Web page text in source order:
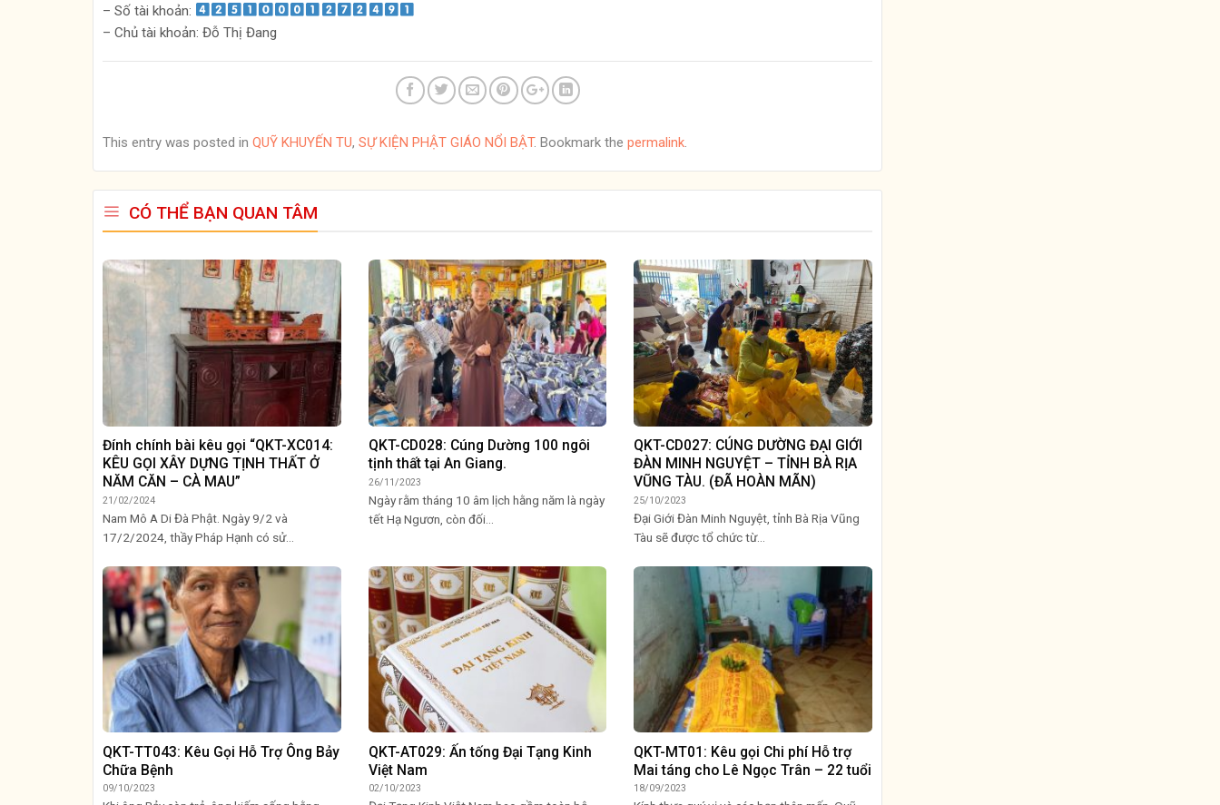
– Số tài khoản:
– Chủ tài khoản: Đỗ Thị Đang
This entry was posted in QUỸ KHUYẾN TU, SỰ KIỆN PHẬT GIÁO NỔI BẬT. Bookmark the permalink.
CÓ THỂ BẠN QUAN TÂM
Đính chính bài kêu gọi “QKT-XC014:
KÊU GỌI XÂY DỰNG TỊNH THẤT Ở
NĂM CĂN – CÀ MAU”
21/02/2024
Nam Mô A Di Đà Phật. Ngày 9/2 và
17/2/2024, thầy Pháp Hạnh có sử...
QKT-CD028: Cúng Dường 100 ngôi
tịnh thất tại An Giang.
26/11/2023
Ngày rằm tháng 10 âm lịch hằng năm là ngày
tết Hạ Ngươn, còn đối...
QKT-CD027: CÚNG DƯỜNG ĐẠI GIỚI
ĐÀN MINH NGUYỆT – TỈNH BÀ RỊA
VŨNG TÀU. (ĐÃ HOÀN MÃN)
25/10/2023
Đại Giới Đàn Minh Nguyệt, tỉnh Bà Rịa Vũng
Tàu sẽ được tổ chức từ...
QKT-TT043: Kêu Gọi Hỗ Trợ Ông Bảy
Chữa Bệnh
09/10/2023
QKT-AT029: Ấn tống Đại Tạng Kinh
Việt Nam
02/10/2023
QKT-MT01: Kêu gọi Chi phí Hỗ trợ
Mai táng cho Lê Ngọc Trân – 22 tuổi
18/09/2023